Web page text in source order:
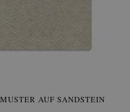
AUF SANDSTEIN